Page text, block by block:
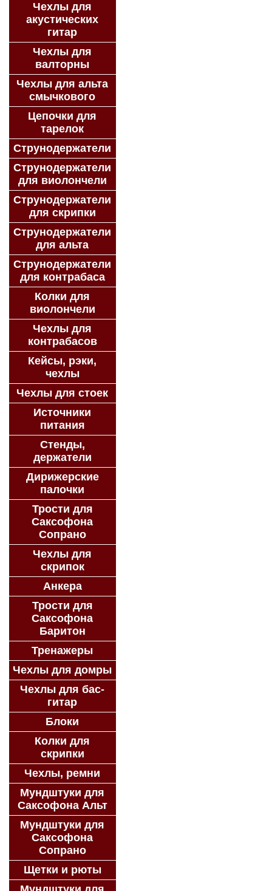
Чехлы для
акустических
гитар
Чехлы для
валторны
Чехлы для альта
смычкового
Цепочки для
тарелок
Струнодержатели
Струнодержатели
для виолончели
Струнодержатели
для скрипки
Струнодержатели
для альта
Струнодержатели
для контрабаса
Колки для
виолончели
Чехлы для
контрабасов
Кейсы, рэки,
чехлы
Чехлы для стоек
Источники
питания
Стенды,
держатели
Дирижерские
палочки
Трости для
Саксофона
Сопрано
Чехлы для
скрипок
Анкера
Трости для
Саксофона
Баритон
Тренажеры
Чехлы для домры
Чехлы для бас-
гитар
Блоки
Колки для
скрипки
Чехлы, ремни
Мундштуки для
Саксофона Альт
Мундштуки для
Саксофона
Сопрано
Щетки и рюты